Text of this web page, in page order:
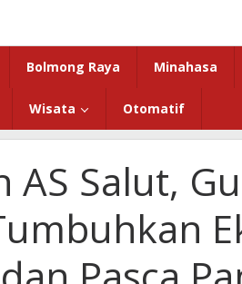
Bolmong Raya Minahasa
Wisata Otomatif
AS Salut,